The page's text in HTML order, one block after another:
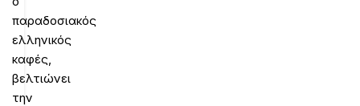
παραδοσιακός
ελληνικός
καφές,
βελτιώνει
την